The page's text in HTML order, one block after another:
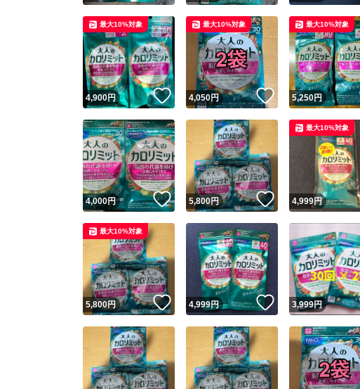
4,900円 いいね！
最大10%対象
4,050円 いいね！
最大10%対象
5,250円
最大10%対象
4,000円 いいね！
5,800円 いいね！
4,999円
最大10%対象
5,800円 いいね！
最大10%対象
4,999円 いいね！
3,999円